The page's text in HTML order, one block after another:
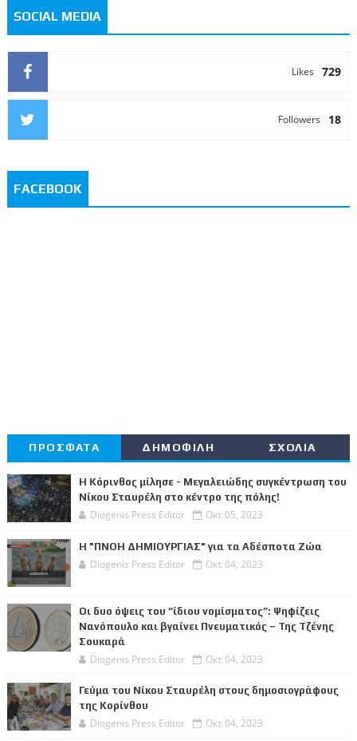
SOCIAL MEDIA
729
Likes
18
Followers
FACEBOOK
ΠΡΟΣΦΑΤΑ ΔΗΜΟΦΙΛΗ ΣΧΟΛΙΑ
Η Κόρινθος μίλησε - Μεγαλειώδης συγκέντρωση του
Νίκου Σταυρέλη στο κέντρο της πόλης!
Diogenis Press Editor Οκτ 05, 2023
Η "ΠΝΟΗ ΔΗΜΙΟΥΡΓΙΑΣ" για τα Αδέσποτα Ζώα
Diogenis Press Editor Οκτ 04, 2023
Οι δυο όψεις του “ίδιου νομίσματος”: Ψηφίζεις
Νανόπουλο και βγαίνει Πνευματικός – Της Τζένης
Σουκαρά
Diogenis Press Editor Οκτ 04, 2023
Γεύμα του Νίκου Σταυρέλη στους δημοσιογράφους
της Κορίνθου
Diogenis Press Editor Οκτ 04, 2023